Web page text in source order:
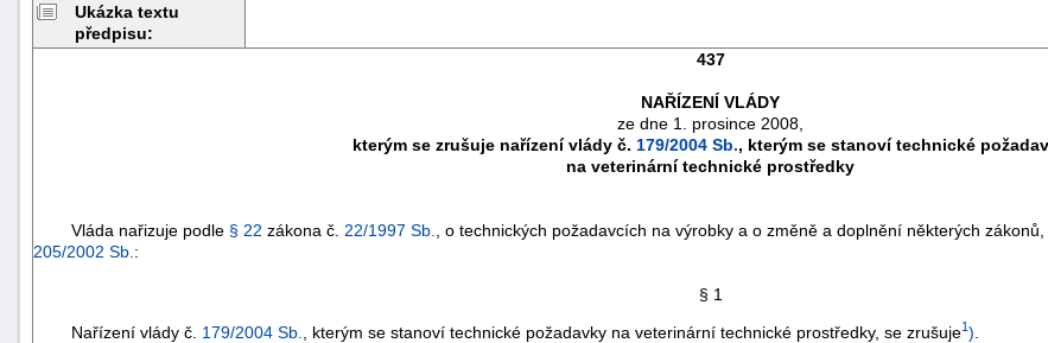
Ukázka textu
předpisu:
437
NAŘÍZENÍ VLÁDY
ze dne 1. prosince 2008,
kterým se zrušuje nařízení vlády č. 179/2004 Sb., kterým se stanoví technické
na veterinární technické prostředky
Vláda nařizuje podle § 22 zákona č. 22/1997 Sb. , o technických požadavcích na výrobky a o změně a doplnění některých
205/2002 Sb. :
§ 1
Nařízení vlády č. 179/2004 Sb. , kterým se stanoví technické požadavky na veterinární technické prostředky, se zrušuje1 )